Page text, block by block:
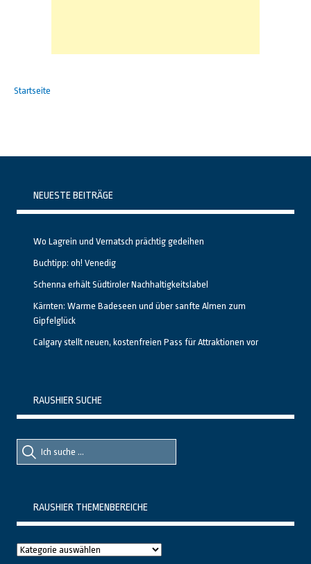
Startseite
NEUESTE BEITRÄGE
Wo Lagrein und Vernatsch prächtig gedeihen
Buchtipp: oh! Venedig
Schenna erhält Südtiroler Nachhaltigkeitslabel
Kärnten: Warme Badeseen und über sanfte Almen zum
Gipfelglück
Calgary stellt neuen, kostenfreien Pass für Attraktionen vor
RAUSHIER SUCHE
Suche
nach::
Suche
nach:
RAUSHIER THEMENBEREICHE
Raushier